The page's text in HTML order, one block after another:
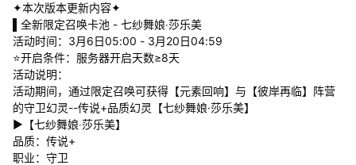
✦本次版本更新内容✦
▌全新限定召唤卡池 - 七纱舞娘‧莎乐美
活动时间：3月6日05:00 - 3月20日04:59
⭐开启条件：服务器开启天数≥8天
活动说明：
活动期间，通过限定召唤可获得【元素回响】与【彼岸再临】阵营
的守卫幻灵--传说+品质幻灵【七纱舞娘·莎乐美】
▶【七纱舞娘‧莎乐美】
品质：传说+
职业：守卫